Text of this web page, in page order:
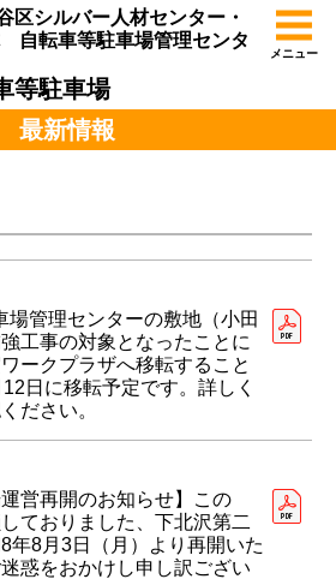
区シルバー人材センター・
自転車等駐車場管理センタ
等駐車場
メニュー
最新情報
場管理センターの敷地（小田
工事の対象となったことに
ークプラザへ移転すること
日に移転予定です。詳しく
ださい。
営再開のお知らせ】この
ておりました、下北沢第二
年8月3日（月）より再開いた
惑をおかけし申し訳ござい